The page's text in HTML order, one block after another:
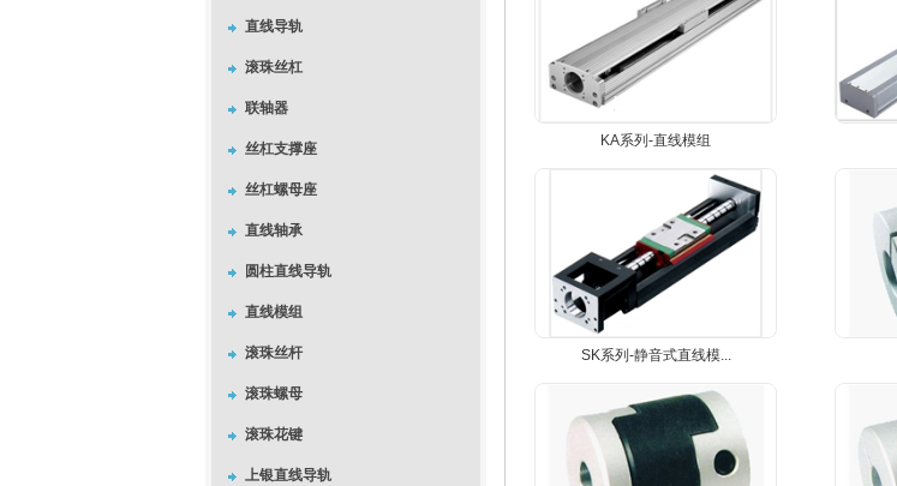
直线导轨
滚珠丝杠
联轴器
丝杠支撑座
丝杠螺母座
直线轴承
圆柱直线导轨
直线模组
滚珠丝杆
滚珠螺母
滚珠花键
上银直线导轨
KA系列-直线模组
SK系列-静音式直线模...